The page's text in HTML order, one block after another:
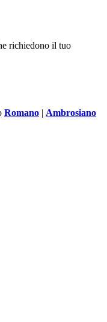
richiedono il tuo
Romano | Ambrosiano